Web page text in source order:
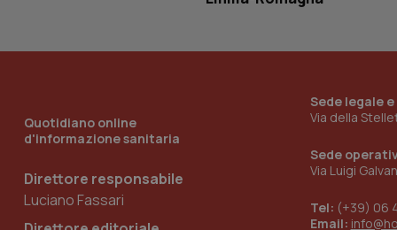
Quotidiano online
d'informazione sanitaria
Direttore responsabile
Luciano Fassari
Sede legale
Via della
Sede
Via Luigi
Tel: (+39) 06
Email: